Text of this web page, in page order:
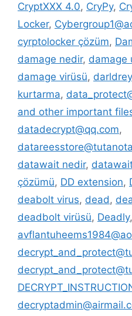
CryptXXX 4.0, CryPy,
Locker,
cyrptolocker çözüm,
damage nedir, damage
damage virüsü,
kurtarma,
and other important
datadecrypt@qq.com,
datawait nedir,
çözümü, DD extension,
deabolt virus, dead,
deadbolt virüsü, Deadly,